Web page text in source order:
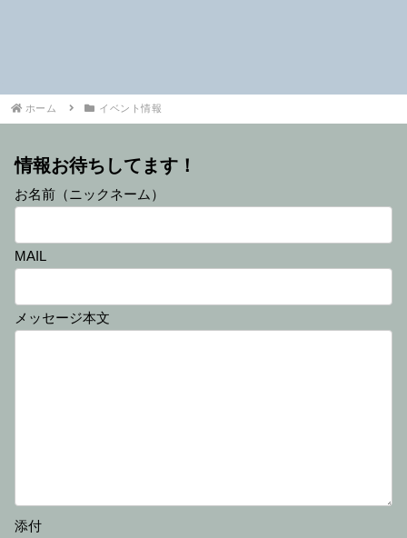
ホーム イベント情報
情報お待ちしてます！
お名前（ニックネーム）
MAIL
メッセージ本文
添付